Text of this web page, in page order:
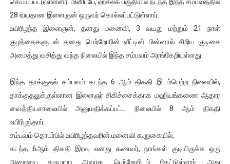
சிறுமியை பாலியல் வன்கொடுமை செய்த முதியவருக்கு
பிரபல நடிகை தூக்கிட்டு தற்கொலை!
வடிவேலுவுக்கு நீதிமன்றம் விதித்துள்ள அதிரடி உத்தரவு!
ஐ.நா முன்றலில் சீரற்ற காலநிலையிலும் தமிழின அழிப்பிற்கு
இளையராஜா – கமல் அவசர சந்திப்பு (படங்கள், விடியோ)
ஜனாதிபதி ஐக்கிய நாடுகளின் பொதுச் சபை கூட்டத்தில் இன்று
28 வயதான இளைஞன் ஒருவர் கொல்லப்பட்டுள்ளார்.
உயிரிழந்த இளைஞன், தனது மனைவி, 3 வயது மற்றும் 21 நாள்
குழந்தைகளுடன் தனது பெற்றோரின் வீட்டின் பின்னால் சிறிய குடிசை
அமைத்து வசித்து வந்த நிலையில் இந்த சம்பவம் அரங்கேறியுள்ளது.
இந்த தாக்குதல் சம்பவம் கடந்த 6 ஆம் திகதி இடம்பெற்ற நிலையில்,
தாக்குதலுக்குள்ளான இளைஞர் சிகிச்சைக்காக மஹியங்கணை ஆதார
வைத்தியசாலையில் அனுமதிக்கப்பட்ட நிலையில் 8 ஆம் திகதி
உயிரிழந்தார்.
சம்பவம் தொடர்பில் உயிரிழந்தவரின் மனைவி கூறுகையில்,
கடந்த 6ஆம் திகதி இரவு எனது கணவர், நாங்கள் குடியிருக்க ஒரு
அறையை தருமாறு அவரது பெற்றோரிடம் கேட்டுள்ளார். அது